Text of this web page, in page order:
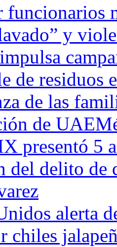
funcionarios
y
de residuos
de las
de
presentó 5
del delito de
alerta
chiles